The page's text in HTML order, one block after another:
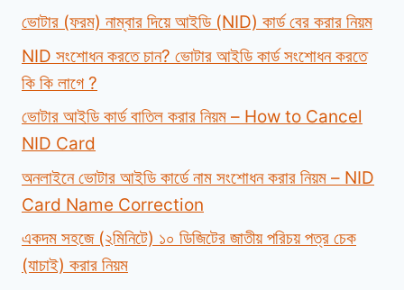
ভোটার (ফরম) নাম্বার দিয়ে আইডি (NID) কার্ড বের করার নিয়ম
NID সংশোধন করতে চান? ভোটার আইডি কার্ড সংশোধন করতে
কি কি লাগে ?
ভোটার আইডি কার্ড বাতিল করার নিয়ম – How to Cancel
NID Card
অনলাইনে ভোটার আইডি কার্ডে নাম সংশোধন করার নিয়ম – NID
Card Name Correction
একদম সহজে (২মিনিটে) ১০ ডিজিটের জাতীয় পরিচয় পত্র চেক
(যাচাই) করার নিয়ম